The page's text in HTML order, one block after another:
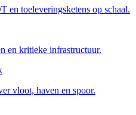
en toeleveringsketens op schaal.
en kritieke infrastructuur.
vloot, haven en spoor.